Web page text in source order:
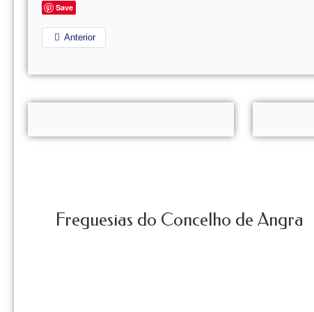
Save
Anterior
Freguesias do Concelho de Angra